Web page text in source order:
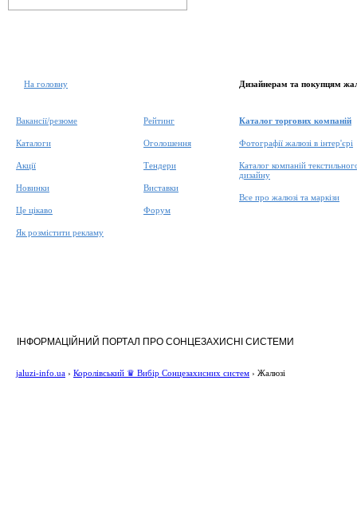
На головну
Вакансії/резюме
Каталоги
Акції
Новинки
Це цікаво
Як розмістити рекламу
Рейтинг
Оголошення
Тендери
Виставки
Форум
Дизайнерам та покупцям
Каталог торгових компаній
Фотографії жалюзі в інтер'єрі
Каталог компаній
дизайну
Все про жалюзі та маркізи
ІНФОРМАЦІЙНИЙ ПОРТАЛ ПРО СОНЦЕЗАХИСНІ СИСТЕМИ
jaluzi-info.ua › Королівський ♛ Вибір Сонцезахисних систем › Жалюзі